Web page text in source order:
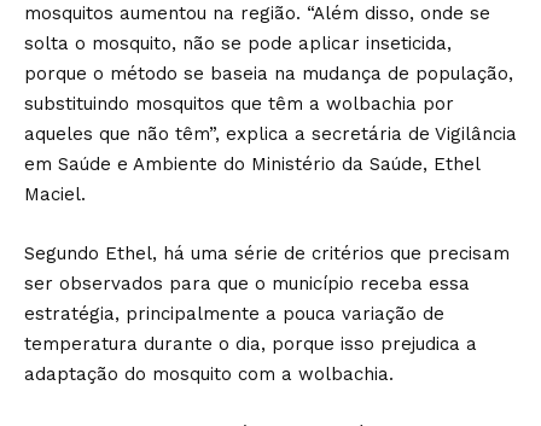
mosquitos aumentou na região. “Além disso, onde se
solta o mosquito, não se pode aplicar inseticida,
porque o método se baseia na mudança de população,
substituindo mosquitos que têm a wolbachia por
aqueles que não têm”, explica a secretária de Vigilância
em Saúde e Ambiente do Ministério da Saúde, Ethel
Maciel.
Segundo Ethel, há uma série de critérios que precisam
ser observados para que o município receba essa
estratégia, principalmente a pouca variação de
temperatura durante o dia, porque isso prejudica a
adaptação do mosquito com a wolbachia.